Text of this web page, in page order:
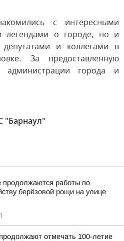
с интересными
легендами о городе, но и
и коллегами в
За предоставленную
администрации города и
"Барнаул"
продолжаются работы по
берёзовой рощи на улице
отмечать 100-летие